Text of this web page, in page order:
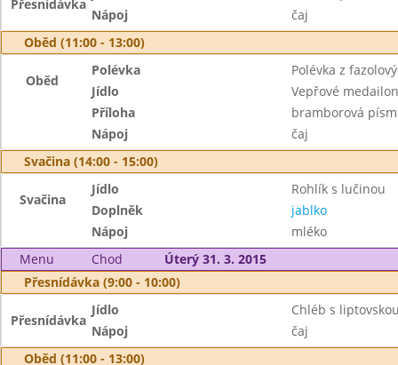
Přesnídávka
Nápoj
čaj
Oběd (11:00 - 13:00)
Oběd
Polévka
Polévka z
Jídlo
Vepřové
Příloha
bramborová
Nápoj
čaj
Svačina (14:00 - 15:00)
Svačina
Jídlo
Rohlík s lučinou
Doplněk
jablko
Nápoj
mléko
Menu
Chod
Úterý 31. 3. 2015
Přesnídávka (9:00 - 10:00)
Přesnídávka
Jídlo
Chléb s
Nápoj
čaj
Oběd (11:00 - 13:00)